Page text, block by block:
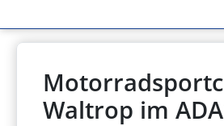
Waltrop im